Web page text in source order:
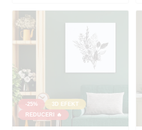
-25%
3D EFEKT
REDUCERI 🔥